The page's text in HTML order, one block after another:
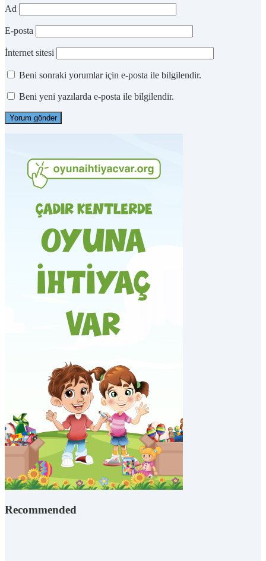
Ad
E-posta
İnternet sitesi
Beni sonraki yorumlar için e-posta ile bilgilendir.
Beni yeni yazılarda e-posta ile bilgilendir.
Recommended